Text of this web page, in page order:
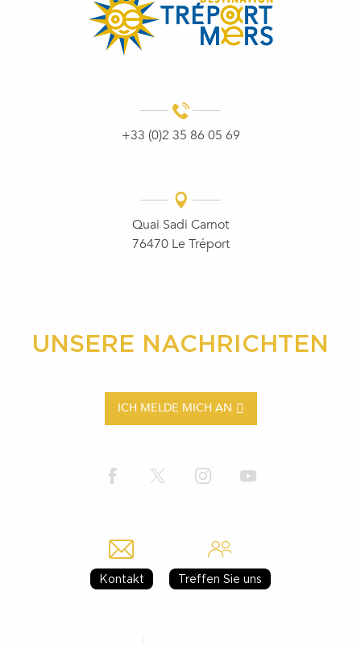
+33 (0)2 35 86 05 69
Quai Sadi Carnot
76470 Le Tréport
UNSERE NACHRICHTEN
ICH MELDE MICH AN
Kontakt Treffen Sie uns